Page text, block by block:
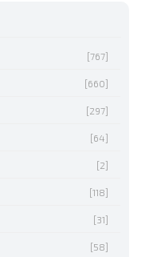
[767]
[660]
[297]
[64]
[2]
[118]
[31]
[58]